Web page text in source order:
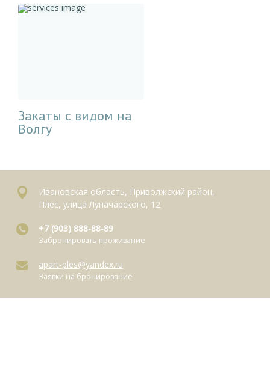
Закаты с видом на
Волгу
Ивановская область, Приволжский район,
Плес, улица Луначарского, 12
+7 (903) 888-88-89
Забронировать проживание
apart-ples@yandex.ru
Заявки на бронирование